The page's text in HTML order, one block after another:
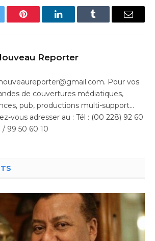
Pinterest LinkedInTumblr Email
Reporter
Pour vos
de couvertures médiatiques,
pub, productions multi-support…
vous adresser au : Tél : (00 228) 92 60
/ 99 50 60 10